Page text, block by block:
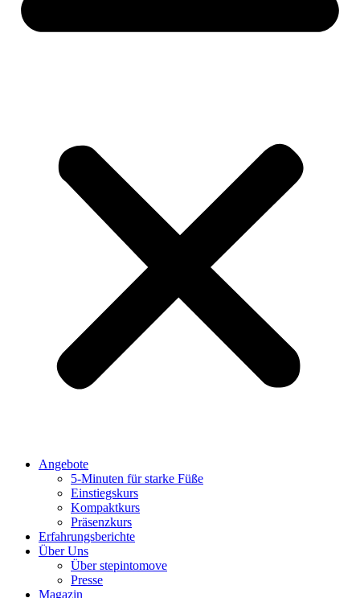
Angebote
5-Minuten für starke Füße
Einstiegskurs
Kompaktkurs
Präsenzkurs
Erfahrungsberichte
Über Uns
Über stepintomove
Presse
Magazin